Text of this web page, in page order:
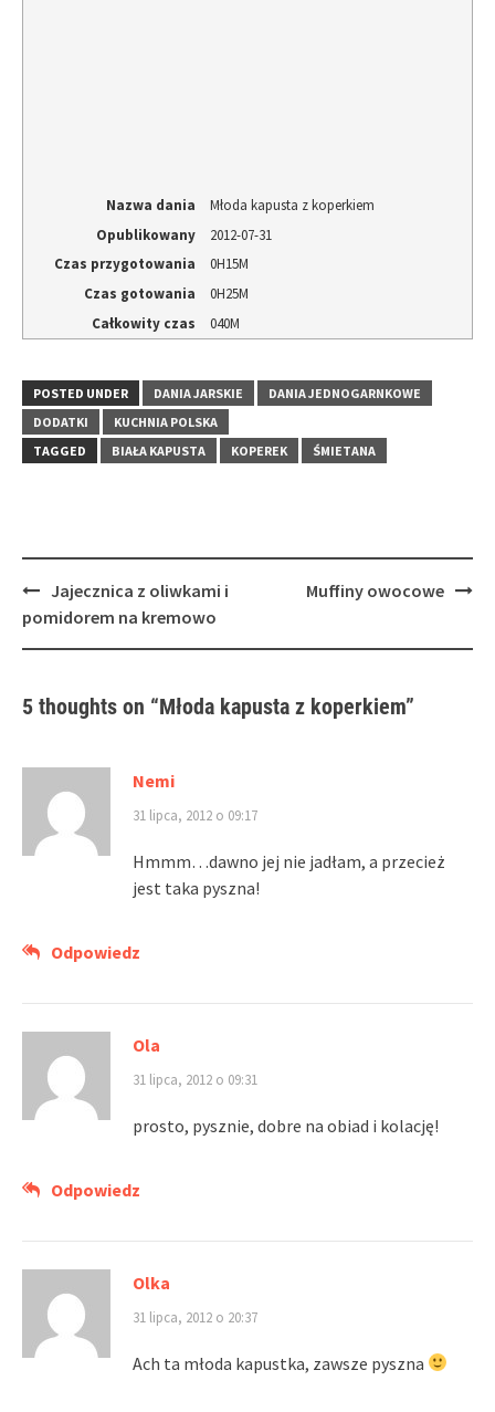
Nazwa dania
Młoda kapusta z koperkiem
Opublikowany
2012-07-31
Czas przygotowania
0H15M
Czas gotowania
0H25M
Całkowity czas
040M
POSTED UNDER DANIA JARSKIE
DANIA JEDNOGARNKOWE
DODATKI
KUCHNIA POLSKA
TAGGED
BIAŁA KAPUSTA KOPEREK ŚMIETANA
Post
navigation
Jajecznica z oliwkami i
pomidorem na kremowo
Muffiny owocowe
5 thoughts on “Młoda kapusta z koperkiem”
Nemi
31 lipca, 2012 o 09:17
Hmmm…dawno jej nie jadłam, a przecież
jest taka pyszna!
Odpowiedz
Ola
31 lipca, 2012 o 09:31
prosto, pysznie, dobre na obiad i kolację!
Odpowiedz
Olka
31 lipca, 2012 o 20:37
Ach ta młoda kapustka, zawsze pyszna